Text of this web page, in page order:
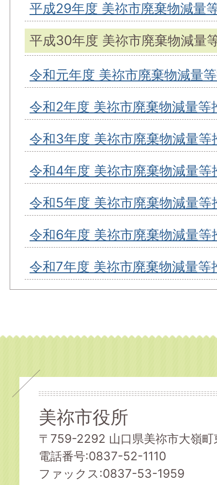
平成29年度 美祢市廃棄物減量
平成30年度 美祢市廃棄物減量
令和元年度 美祢市廃棄物減量
令和2年度 美祢市廃棄物減量等
令和3年度 美祢市廃棄物減量等
令和4年度 美祢市廃棄物減量等
令和5年度 美祢市廃棄物減量等
令和6年度 美祢市廃棄物減量等
令和7年度 美祢市廃棄物減量等
美祢市役所
〒759-2292 山口県美祢市大嶺
電話番号:0837-52-1110
ファックス:0837-53-1959